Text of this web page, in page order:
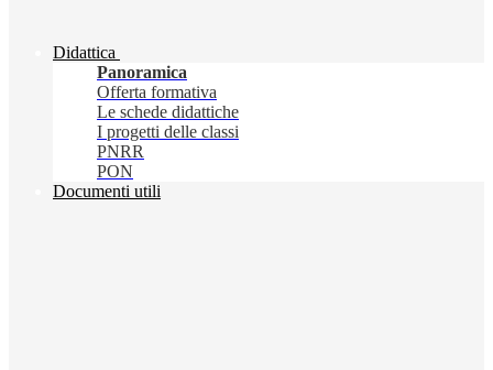
Didattica
Panoramica
Offerta formativa
Le schede didattiche
I progetti delle classi
PNRR
PON
Documenti utili